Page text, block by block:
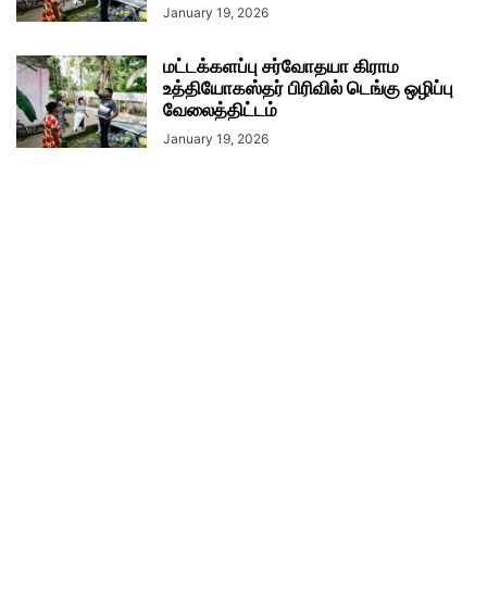
January 19, 2026
மட்டக்களப்பு சர்வோதயா கிராம
உத்தியோகஸ்தர் பிரிவில் டெங்கு ஒழிப்பு
வேலைத்திட்டம்
January 19, 2026